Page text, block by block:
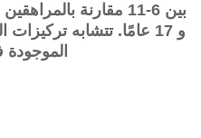
و 17 عامًا. تتشابه
الموجودة